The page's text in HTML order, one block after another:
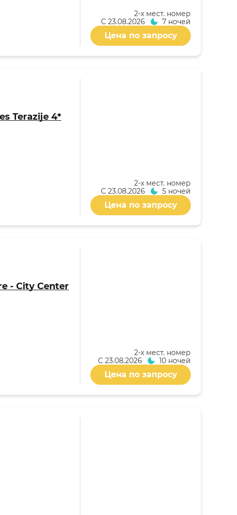
2-x мест. номер
С 23.08.2026 7 ночей
Цена по запросу
Terazije 4*
2-x мест. номер
С 23.08.2026 5 ночей
Цена по запросу
- City Center
2-x мест. номер
С 23.08.2026 10 ночей
Цена по запросу